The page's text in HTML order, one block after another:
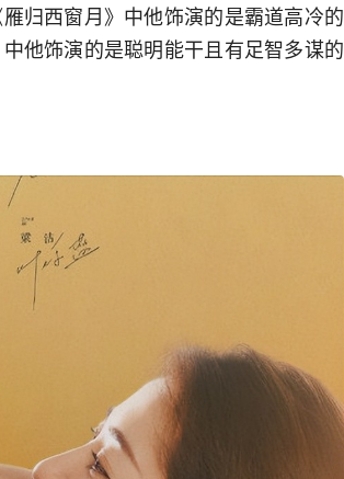
归西窗月》中他饰演的是霸道高冷的
他饰演的是聪明能干且有足智多谋的